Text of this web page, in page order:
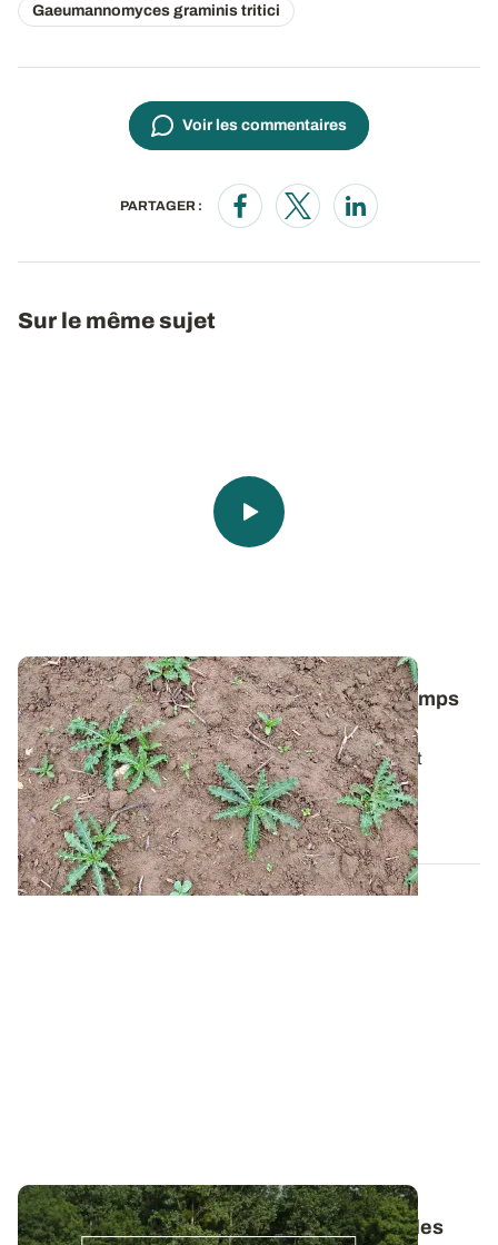
Gaeumannomyces graminis tritici
Voir les commentaires
PARTAGER :
Opens in a new window
Opens in a new window
Opens in a new
Sur le même sujet
Comment lutter contre le chardon des champs
dans les céréales ?
Pour bien gérer cette plante vivace particulièrement
tenace, il faut avant tout comprendre...
06 AOÛT 2026
Bulletins de Santé du Végétal - Consultez les